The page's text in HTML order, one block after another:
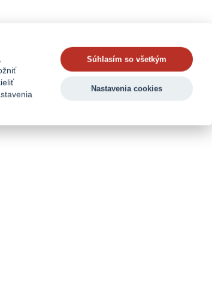
Súhlasím so všetkým
Nastavenia cookies